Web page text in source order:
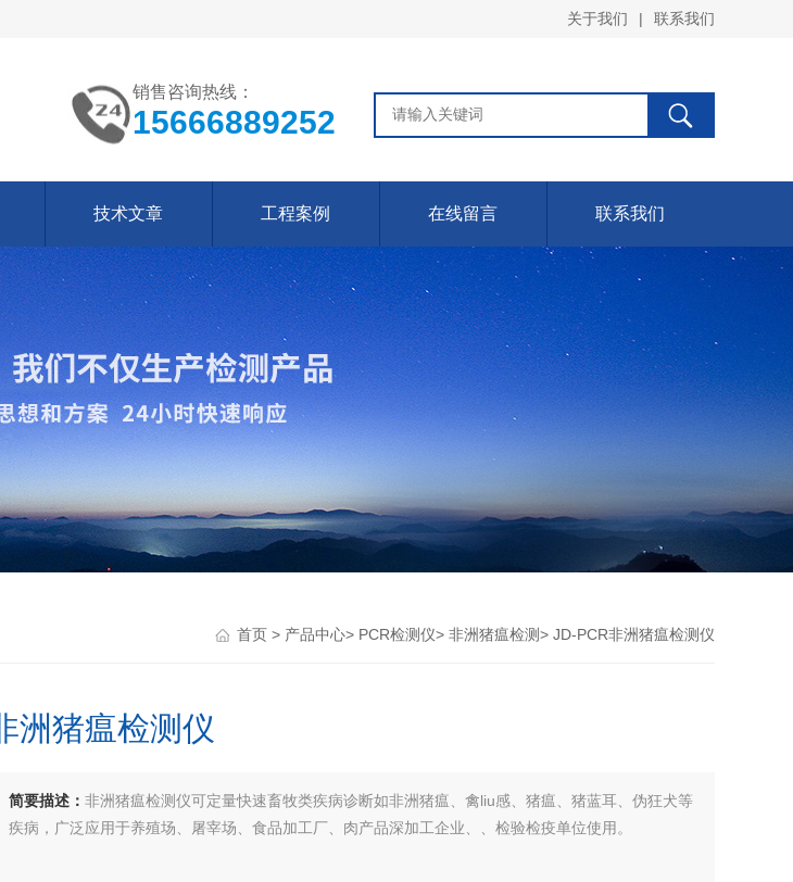
关于我们 | 联系我们
销售咨询热线：
15666889252
技术文章 工程案例 在线留言 联系我们
首页 > 产品中心> PCR检测仪> 非洲猪瘟检测> JD-PCR非洲猪瘟检测仪
洲猪瘟检测仪
简要描述： 非洲猪瘟检测仪可定量快速畜牧类疾病诊断如非洲猪瘟、禽liu感、猪瘟、猪蓝耳、伪狂犬等
疾病，广泛应用于养殖场、屠宰场、食品加工厂、肉产品深加工企业、、检验检疫单位使用。